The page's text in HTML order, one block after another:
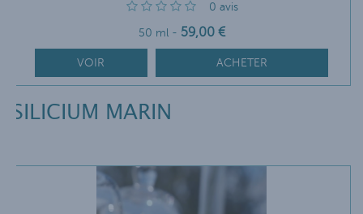
0 avis
50 ml - 59,00 €
VOIR ACHETER
SILICIUM MARIN